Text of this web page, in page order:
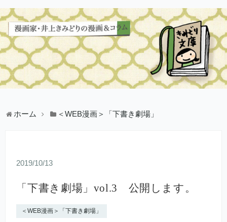
ホーム ＜WEB漫画＞「下書き劇場」
2019/10/13
「下書き劇場」vol.3 公開します。
＜WEB漫画＞「下書き劇場」